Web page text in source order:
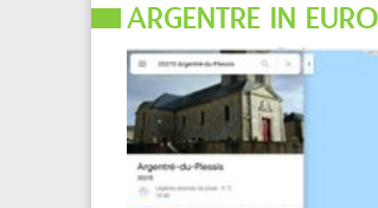
ARGENTRE IN